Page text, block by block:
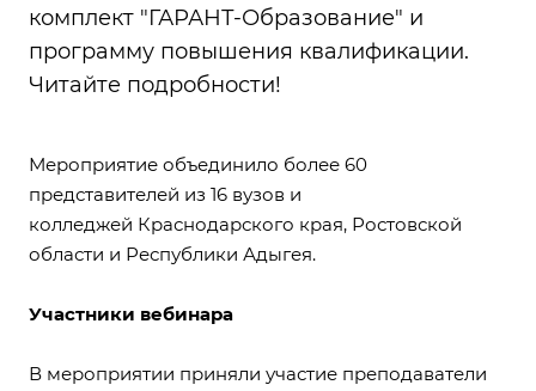
комплект "ГАРАНТ-Образование" и
программу повышения квалификации.
Читайте подробности!
Мероприятие объединило более 60
представителей из 16 вузов и
колледжей Краснодарского края, Ростовской
области и Республики Адыгея.
Участники вебинара
В мероприятии приняли участие преподаватели